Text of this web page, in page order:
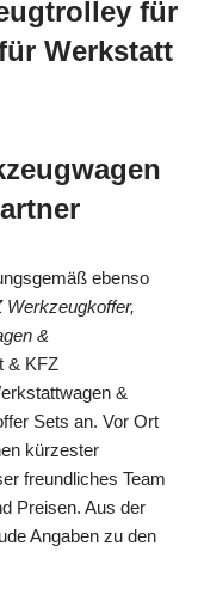
für
Werkstatt
ebenso
Werkzeugkoffer,
&
& KFZ
&
Sets an. Vor Ort
kürzester
freundliches Team
Preisen. Aus der
Angaben zu den